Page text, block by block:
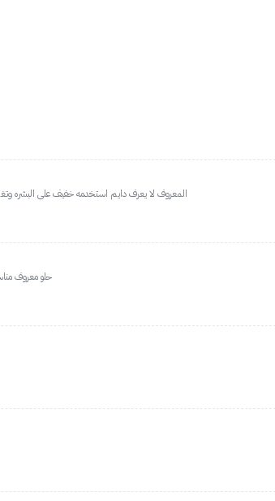
المعروف لا يعرف دايم استخدمه خفيف على البشره
حلو معروف